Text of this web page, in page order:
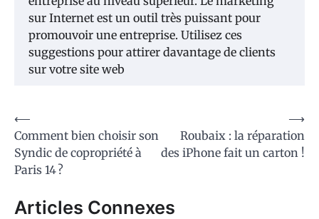
sur Internet est un outil très puissant pour
promouvoir une entreprise. Utilisez ces
suggestions pour attirer davantage de clients
sur votre site web
Navigation
de
l’article
⟵
Comment bien choisir son
Syndic de copropriété à
Paris 14 ?
Roubaix : la réparation
des iPhone fait un carton !
⟶
Articles Connexes